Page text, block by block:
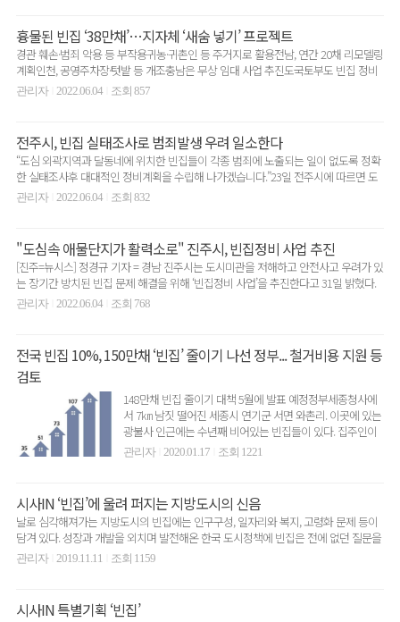
흉물된 빈집 ‘38만채’…지자체 ‘새숨 넣기’ 프로젝트
경관 훼손·범죄 악용 등 부작용귀농·귀촌인 등 주거지로 활용전남, 연간 20채 리모델링
계획인천, 공영주차장·텃밭 등 개조충남은 무상 임대 사업 추진도국토부도 빈집 정비
활성화 나..
관리자 2022.06.04 조회 857
전주시, 빈집 실태조사로 범죄발생 우려 일소한다
“도심 외곽지역과 달동네에 위치한 빈집들이 각종 범죄에 노출되는 일이 없도록 정확
한 실태조사후 대대적인 정비계획을 수립해 나가겠습니다.”23일 전주시에 따르면 도
심 외곽지역과 달동..
관리자 2022.06.04 조회 832
"도심속 애물단지가 활력소로" 진주시, 빈집정비 사업 추진
[진주=뉴시스] 정경규 기자 = 경남 진주시는 도시미관을 저해하고 안전사고 우려가 있
는 장기간 방치된 빈집 문제 해결을 위해 ‘빈집정비 사업’을 추진한다고 31일 밝혔다.
시의 ‘빈..
관리자 2022.06.04 조회 768
전국 빈집 10%, 150만채 ‘빈집’ 줄이기 나선 정부... 철거비용 지원 등
검토
148만채 빈집 줄이기 대책 5월에 발표 예정정부세종청사에
서 7㎞ 남짓 떨어진 세종시 연기군 서면 와촌리. 이곳에 있는
광불사 인근에는 수년째 비어있는 빈집들이 있다. 집주인이
있..
관리자 2020.01.17 조회 1221
시사IN ‘빈집’에 울려 퍼지는 지방도시의 신음
날로 심각해져가는 지방도시의 빈집에는 인구구성, 일자리와 복지, 고령화 문제 등이
담겨 있다. 성장과 개발을 외치며 발전해온 한국 도시정책에 빈집은 전에 없던 질문을
던진다.사람을..
관리자 2019.11.11 조회 1159
시사IN 특별기획 ‘빈집’